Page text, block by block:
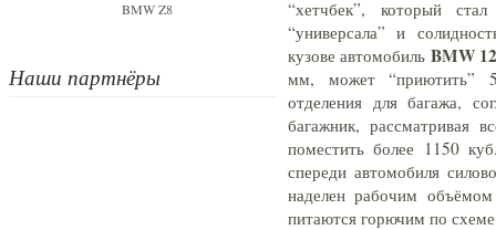
BMW Z8
Наши партнёры
“хетчбек”, который
“универсала” и
кузове автомобиль BMW
мм, может “приютить” 5
отделения для багажа,
багажник, рассматривая
поместить более 1150
спереди автомобиля
наделен рабочим
питаются горючим по